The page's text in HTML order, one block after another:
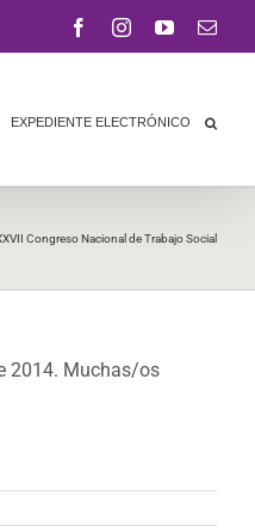
FacebookInstagramYouTube
EXPEDIENTE ELECTRÓNICO
Congreso Nacional de Trabajo Social
2014. Muchas/os